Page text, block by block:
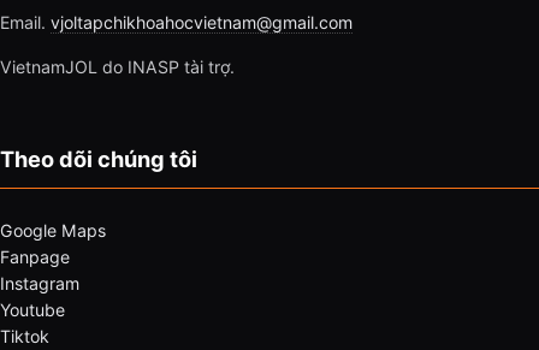
Email. vjoltapchikhoahocvietnam@gmail.com
VietnamJOL do INASP tài trợ.
Theo dõi chúng tôi
Google Maps
Fanpage
Instagram
Youtube
Tiktok